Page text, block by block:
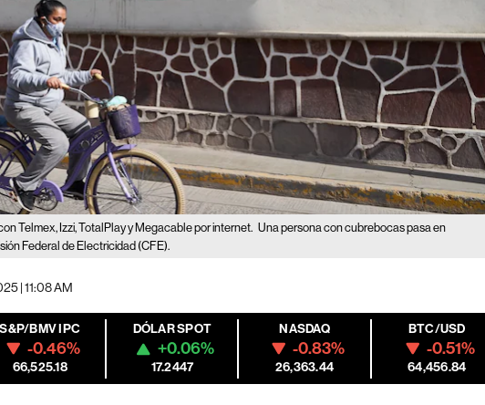
Telmex, Izzi, TotalPlay y Megacable por internet. Una persona con cubrebocas pasa en
Federal de Electricidad (CFE).
| 11:08 AM
S&P/BMV IPC
-0.46%
66,525.18
DÓLAR SPOT
+0.06%
17.2447
NASDAQ
-0.83%
26,363.44
BTC/USD
-0.51%
64,456.84